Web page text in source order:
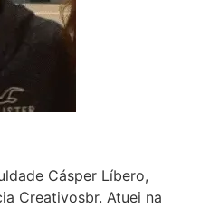
Cásper Líbero,
Creativosbr. Atuei na